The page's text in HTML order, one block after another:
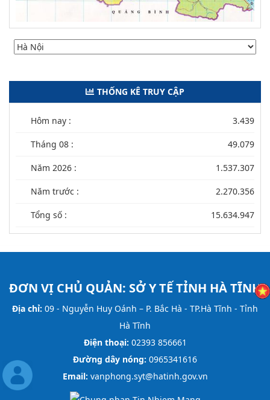
THỐNG KÊ TRUY CẬP
Hôm nay : 3.439
Tháng 08 : 49.079
Năm 2026 : 1.537.307
Năm trước : 2.270.356
Tổng số : 15.634.947
ĐƠN VỊ CHỦ QUẢN: SỞ Y TẾ TỈNH HÀ TĨNH
Địa chỉ: 09 - Nguyễn Huy Oánh – P. Bắc Hà - TP.Hà Tĩnh - Tỉnh
Hà Tĩnh
Điện thoại: 02393 856661
Đường dây nóng: 0965341616
Email: vanphong.syt@hatinh.gov.vn